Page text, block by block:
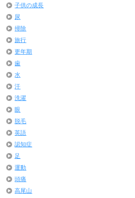
子供の成長
尿
掃除
旅行
更年期
歯
水
汗
洗濯
眼
脱毛
英語
認知症
足
運動
頭痛
高尾山